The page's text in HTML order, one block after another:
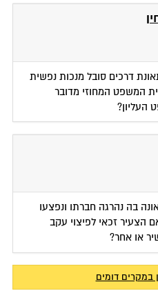
דרכים סובל מנכות נפשית
המשפט המחוזי מדובר
העליון?
בה נהרגה חברתו ונפצעו
הצעיר זכאי לפיצוי עקב
או אחר?
במקרים דומים